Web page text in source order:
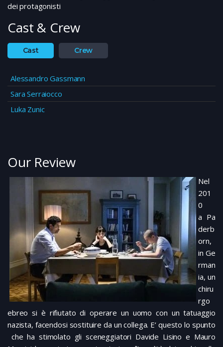
dei protagonisti
Cast & Crew
Cast Crew
Alessandro Gassmann
Sara Serraiocco
Luka Zunic
Our Review
Nel
201
0
a Pa
derb
orn,
in Ge
rman
ia, un
chiru
rgo
ebreo si è rifiutato di operare un uomo con un tatuaggio
nazista, facendosi sostituire da un collega. E’ questo lo spunto
che ha stimolato gli sceneggiatori Davide Lisino e Mauro